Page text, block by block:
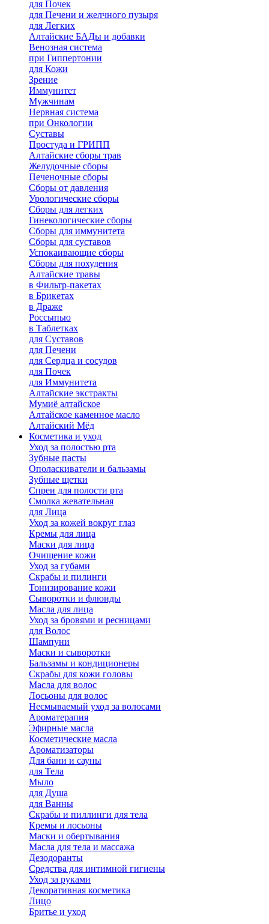
для Почек
для Печени и желчного пузыря
для Легких
Алтайские БАДы и добавки
Венозная система
при Гиппертонии
для Кожи
Зрение
Иммунитет
Мужчинам
Нервная система
при Онкологии
Суставы
Простуда и ГРИПП
Алтайские сборы трав
Желудочные сборы
Печеночные сборы
Сборы от давления
Урологические сборы
Сборы для легких
Гинекологические сборы
Сборы для иммунитета
Сборы для суставов
Успокаивающие сборы
Сборы для похудения
Алтайские травы
в Фильтр-пакетах
в Брикетах
в Драже
Россыпью
в Таблетках
для Cуставов
для Печени
для Сердца и сосудов
для Почек
для Иммунитета
Алтайские экстракты
Мумиё алтайское
Алтайское каменное масло
Алтайский Мёд
Косметика и уход
Уход за полостью рта
Зубные пасты
Ополаскиватели и бальзамы
Зубные щетки
Спреи для полости рта
Смолка жевательная
для Лица
Уход за кожей вокруг глаз
Кремы для лица
Маски для лица
Очищение кожи
Уход за губами
Скрабы и пилинги
Тонизирование кожи
Сыворотки и флюиды
Масла для лица
Уход за бровями и ресницами
для Волос
Шампуни
Маски и сыворотки
Бальзамы и кондиционеры
Скрабы для кожи головы
Масла для волос
Лосьоны для волос
Несмываемый уход за волосами
Ароматерапия
Эфирные масла
Косметические масла
Ароматизаторы
Для бани и сауны
для Тела
Мыло
для Душа
для Ванны
Скрабы и пиллинги для тела
Кремы и лосьоны
Маски и обертывания
Масла для тела и массажа
Дезодоранты
Средства для интимной гигиены
Уход за руками
Декоративная косметика
Лицо
Бритье и уход